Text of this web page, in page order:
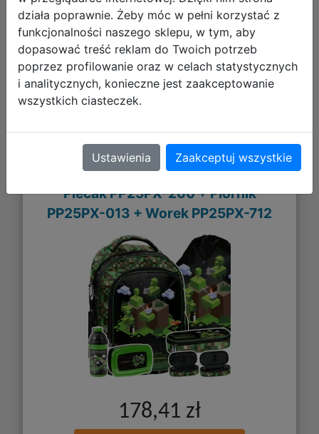
Galeria zdjęć
Paso Zestaw Szkolny 5el. Pixel Green
Plecak PP25PX-260 + Piórnik
PP25PX-013 + Worek PP25PX-712
178,41 zł
działa poprawnie. Żeby móc w pełni korzystać z
funkcjonalności naszego sklepu, w tym, aby
dopasować treść reklam do Twoich potrzeb
poprzez profilowanie oraz w celach statystycznych
i analitycznych, konieczne jest zaakceptowanie
wszystkich ciasteczek.
Ustawienia Zaakceptuj wszystkie